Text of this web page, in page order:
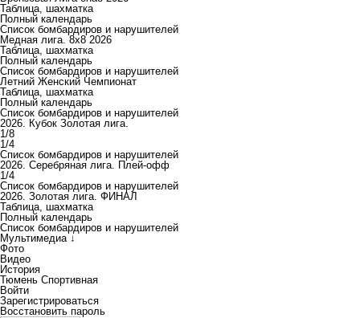
Таблица, шахматка
Полный календарь
Список бомбардиров и нарушителей
Медная лига. 8x8 2026
Таблица, шахматка
Полный календарь
Список бомбардиров и нарушителей
Летний Женский Чемпионат
Таблица, шахматка
Полный календарь
Список бомбардиров и нарушителей
2026. Кубок Золотая лига.
1/8
1/4
Список бомбардиров и нарушителей
2026. Серебряная лига. Плей-офф
1/4
Список бомбардиров и нарушителей
2026. Золотая лига. ФИНАЛ
Таблица, шахматка
Полный календарь
Список бомбардиров и нарушителей
Мультимедиа ↓
Фото
Видео
История
Тюмень Спортивная
Войти
Зарегистрироваться
Восстановить пароль